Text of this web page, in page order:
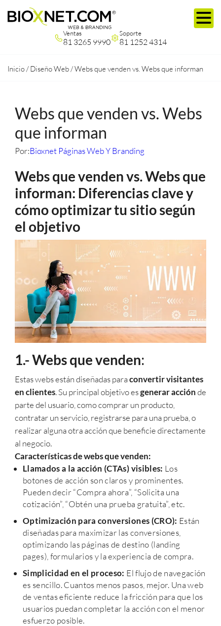
Ventas
81 3265 9990
Soporte
81 1252 4314
Inicio /Diseño Web /Webs que venden vs. Webs que informan
Webs que venden vs. Webs
que informan
Por:Bioxnet Páginas Web Y Branding
Webs que venden vs. Webs que
informan: Diferencias clave y
cómo optimizar tu sitio según
el objetivo
1.- Webs que venden:
Estas webs están diseñadas paraconvertir visitantes
en clientes. Su principal objetivo esgenerar acciónde
parte del usuario, como comprar un producto,
contratar un servicio, registrarse para una prueba, o
realizar alguna otra acción que beneficie directamente
al negocio.
Características de webs que venden:
Llamados a la acción (CTAs) visibles: Los
botones de acción son claros y prominentes.
Pueden decir “Compra ahora”, “Solicita una
cotización”, “Obtén una prueba gratuita”, etc.
Optimización para conversiones (CRO): Están
diseñadas para maximizar las conversiones,
optimizando las páginas de destino (landing
pages), formularios y la experiencia de compra.
Simplicidad en el proceso: El flujo de navegación
es sencillo. Cuantos menos pasos, mejor. Una web
de ventas eficiente reduce la fricción para que los
usuarios puedan completar la acción con el menor
esfuerzo posible.